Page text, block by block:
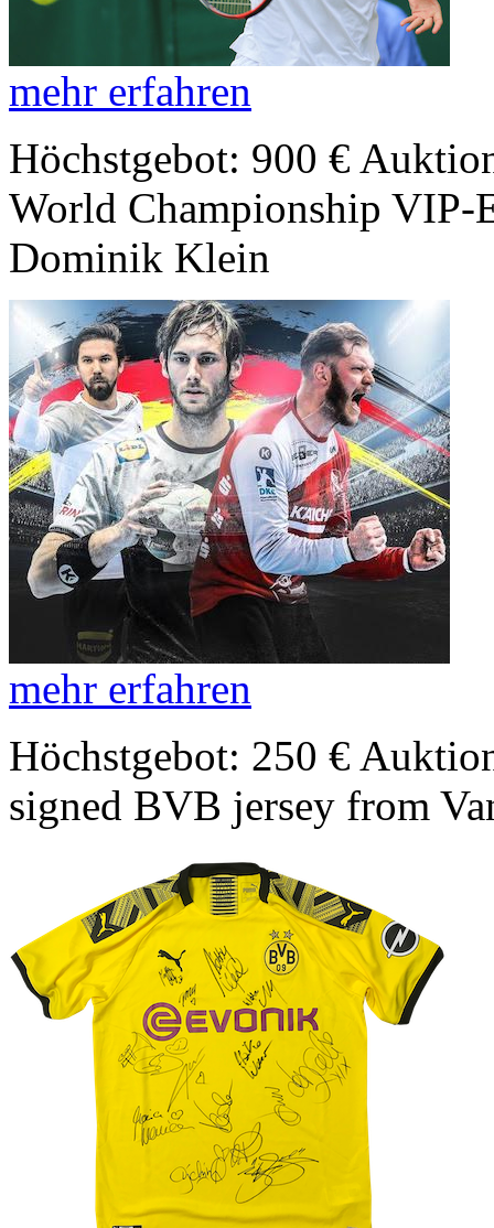
mehr erfahren
Höchstgebot: 900 €
World Championship VIP-
Dominik Klein
mehr erfahren
Höchstgebot: 250 €
signed BVB jersey from